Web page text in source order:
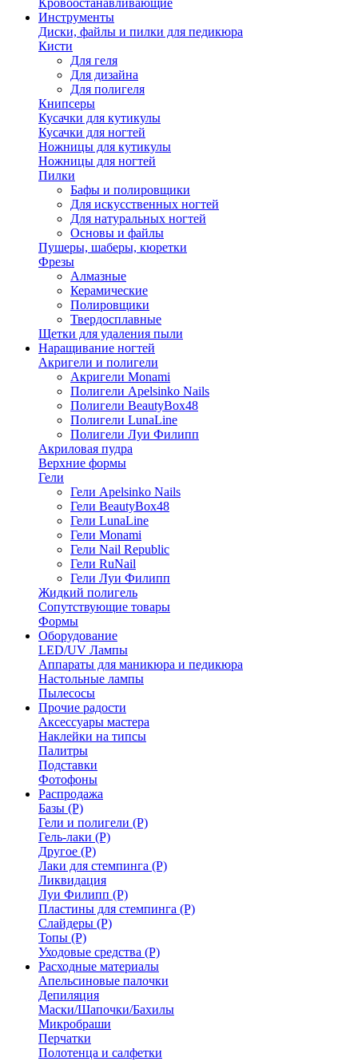
Кровоостанавливающие
Инструменты
Диски, файлы и пилки для педикюра
Кисти
Для геля
Для дизайна
Для полигеля
Книпсеры
Кусачки для кутикулы
Кусачки для ногтей
Ножницы для кутикулы
Ножницы для ногтей
Пилки
Бафы и полировщики
Для искусственных ногтей
Для натуральных ногтей
Основы и файлы
Пушеры, шаберы, кюретки
Фрезы
Алмазные
Керамические
Полировщики
Твердосплавные
Щетки для удаления пыли
Наращивание ногтей
Акригели и полигели
Акригели Monami
Полигели Apelsinko Nails
Полигели BeautyBox48
Полигели LunaLine
Полигели Луи Филипп
Акриловая пудра
Верхние формы
Гели
Гели Apelsinko Nails
Гели BeautyBox48
Гели LunaLine
Гели Monami
Гели Nail Republic
Гели RuNail
Гели Луи Филипп
Жидкий полигель
Сопутствующие товары
Формы
Оборудование
LED/UV Лампы
Аппараты для маникюра и педикюра
Настольные лампы
Пылесосы
Прочие радости
Аксессуары мастера
Наклейки на типсы
Палитры
Подставки
Фотофоны
Распродажа
Базы (Р)
Гели и полигели (Р)
Гель-лаки (Р)
Другое (Р)
Лаки для стемпинга (Р)
Ликвидация
Луи Филипп (Р)
Пластины для стемпинга (Р)
Слайдеры (Р)
Топы (Р)
Уходовые средства (Р)
Расходные материалы
Апельсиновые палочки
Депиляция
Маски/Шапочки/Бахилы
Микробраши
Перчатки
Полотенца и салфетки